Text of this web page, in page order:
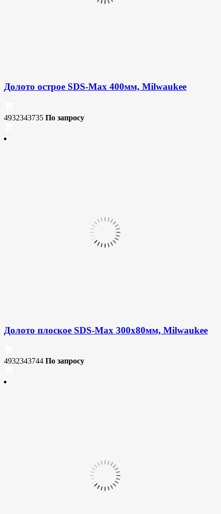
Долото острое SDS-Max 400мм, Milwaukee
4932343735 По запросу
Долото плоское SDS-Max 300х80мм, Milwaukee
4932343744 По запросу